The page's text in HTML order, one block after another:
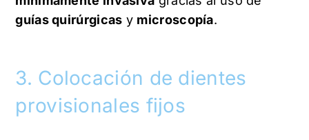
guías quirúrgicas y microscopía.
3. Colocación de dientes
provisionales fijos